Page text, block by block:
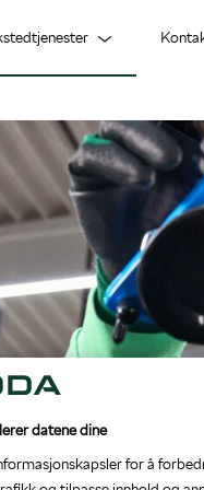
Lagerbiler
Bestill prøvekjøring
Bygg bil
Prislister og
5+ Originalservice
Dekkhotell
Mobilitetsgaranti
Om oss
datene dine
for å